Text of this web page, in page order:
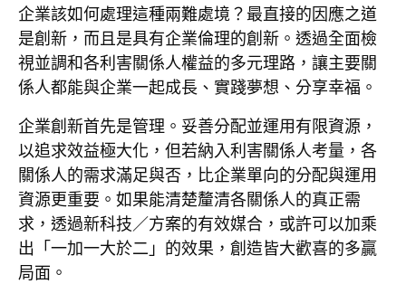
企業該如何處理這種兩難處境？最直接的因應之道
是創新，而且是具有企業倫理的創新。透過全面檢
視並調和各利害關係人權益的多元理路，讓主要關
係人都能與企業一起成長、實踐夢想、分享幸福。
企業創新首先是管理。妥善分配並運用有限資源，
以追求效益極大化，但若納入利害關係人考量，各
關係人的需求滿足與否，比企業單向的分配與運用
資源更重要。如果能清楚釐清各關係人的真正需
求，透過新科技／方案的有效媒合，或許可以加乘
出「一加一大於二」的效果，創造皆大歡喜的多贏
局面。